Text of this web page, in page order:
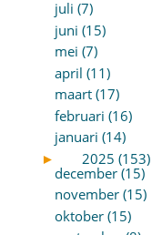
juli (7)
juni (15)
mei (7)
april (11)
maart (17)
februari (16)
januari (14)
►
2025 (153)
december (15)
november (15)
oktober (15)